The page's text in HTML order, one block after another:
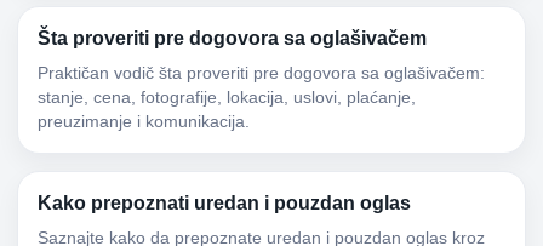
Šta proveriti pre dogovora sa oglašivačem
Praktičan vodič šta proveriti pre dogovora sa oglašivačem:
stanje, cena, fotografije, lokacija, uslovi, plaćanje,
preuzimanje i komunikacija.
Kako prepoznati uredan i pouzdan oglas
Saznajte kako da prepoznate uredan i pouzdan oglas kroz